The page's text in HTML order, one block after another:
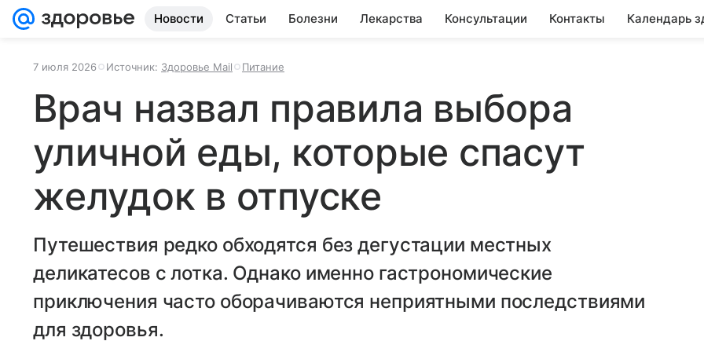
Новости Статьи Болезни Лекарства Консультации Контакты Календарь
7 июля 2026 Источник: Здоровье Mail Питание
Врач назвал правила выбора
уличной еды, которые спасут
желудок в отпуске
Путешествия редко обходятся без дегустации местных
деликатесов с лотка. Однако именно гастрономические
приключения часто оборачиваются неприятными последствиями
для здоровья.